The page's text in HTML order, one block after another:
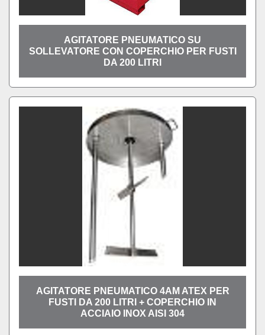
AGITATORE PNEUMATICO SU
SOLLEVATORE CON COPERCHIO PER FUSTI
DA 200 LITRI
AGITATORE PNEUMATICO 4AM ATEX PER
FUSTI DA 200 LITRI + COPERCHIO IN
ACCIAIO INOX AISI 304